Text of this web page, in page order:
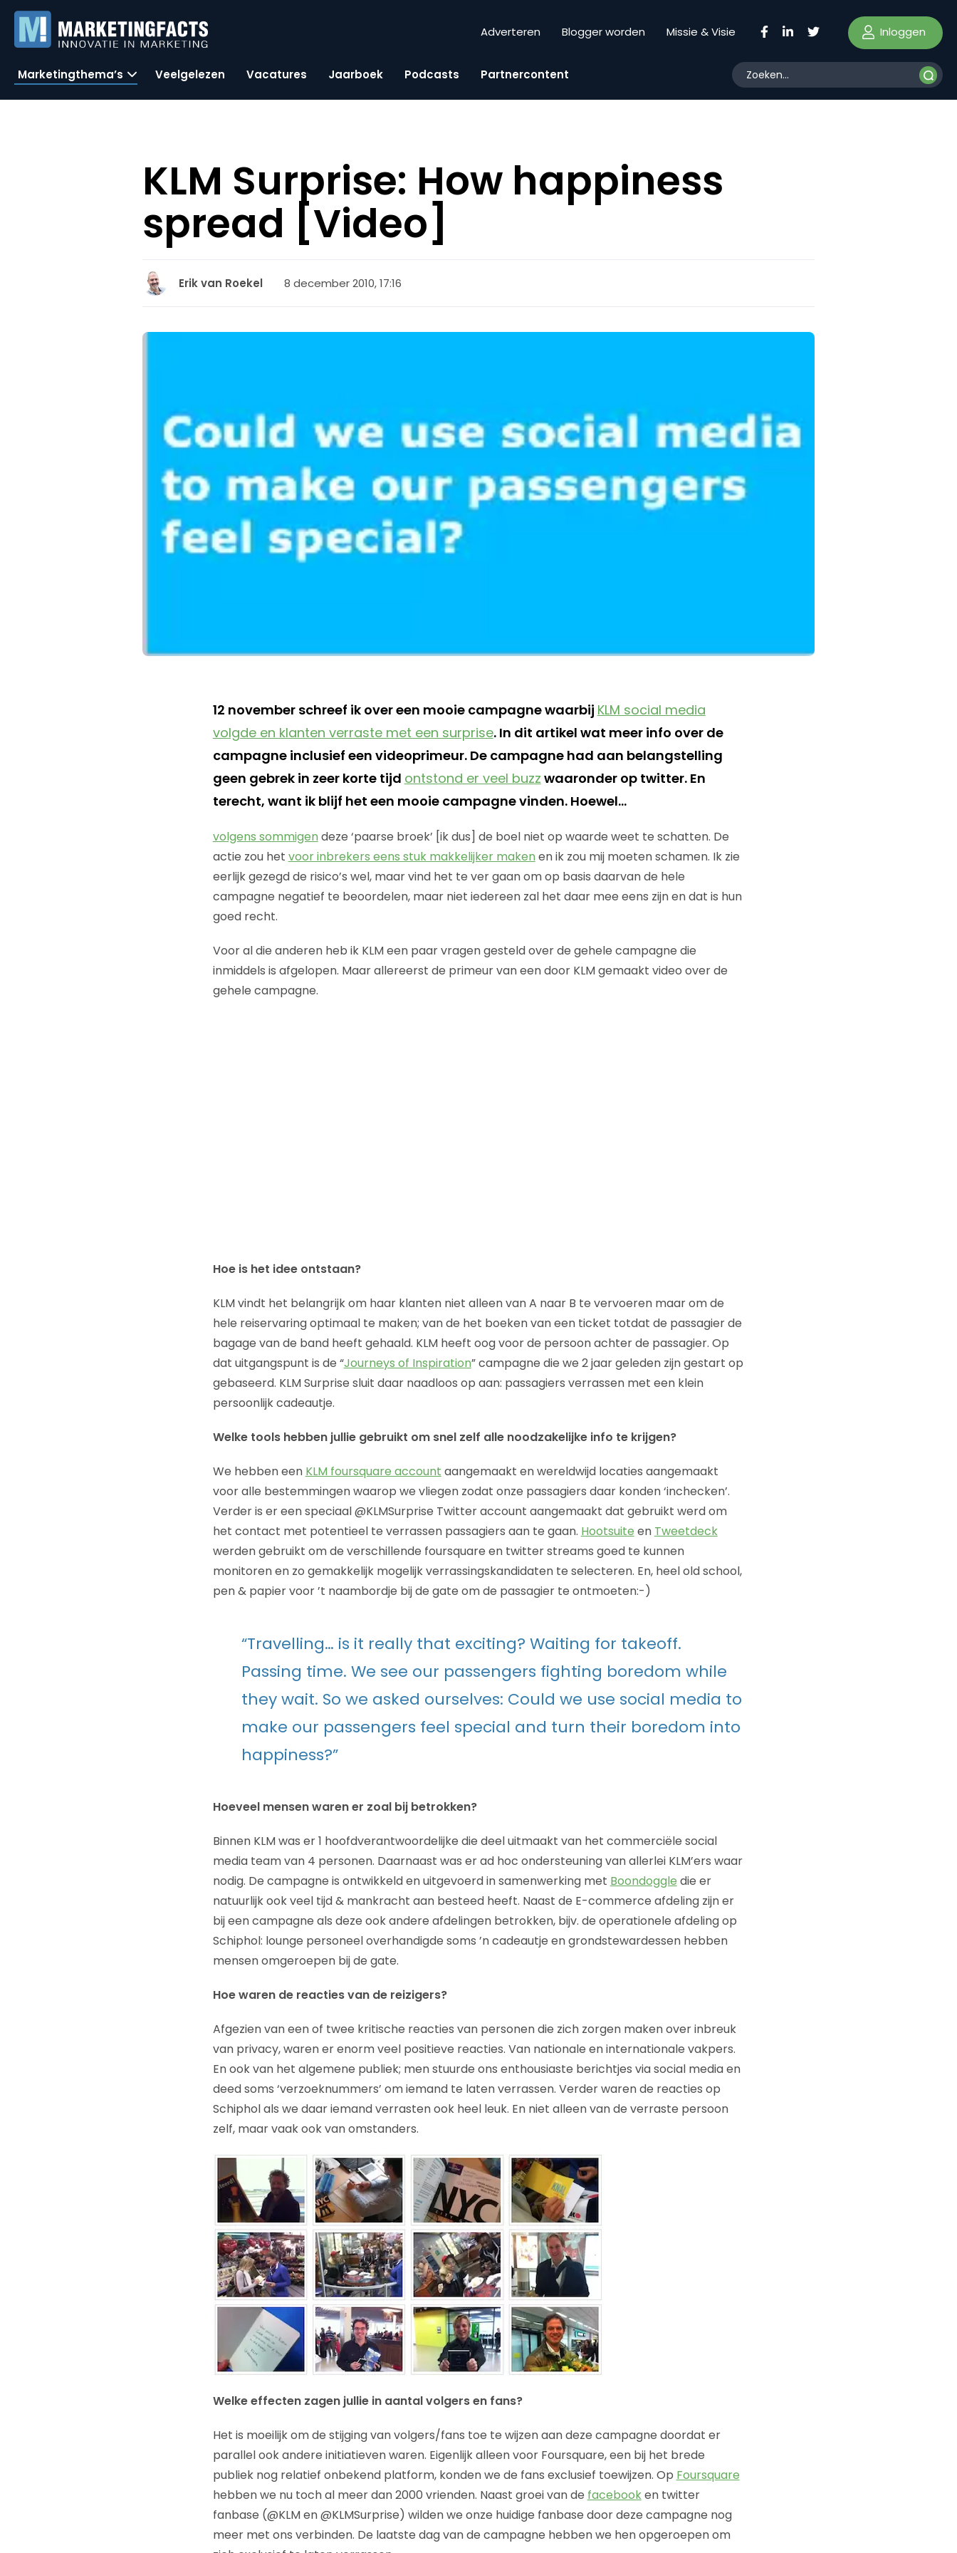
Adverteren Blogger worden Missie & Visie Inloggen
Marketingthema’s Veelgelezen Vacatures Jaarboek Podcasts Partnercontent
KLM Surprise: How happiness
spread [Video]
Erik van Roekel 8 december 2010, 17:16
12 november schreef ik over een mooie campagne waarbij KLM social media
volgde en klanten verraste met een surprise. In dit artikel wat meer info over de
campagne inclusief een videoprimeur. De campagne had aan belangstelling
geen gebrek in zeer korte tijd ontstond er veel buzz waaronder op twitter. En
terecht, want ik blijf het een mooie campagne vinden. Hoewel…
volgens sommigen deze ‘paarse broek’ [ik dus] de boel niet op waarde weet te schatten. De
actie zou het voor inbrekers eens stuk makkelijker maken en ik zou mij moeten schamen. Ik zie
eerlijk gezegd de risico’s wel, maar vind het te ver gaan om op basis daarvan de hele
campagne negatief te beoordelen, maar niet iedereen zal het daar mee eens zijn en dat is hun
goed recht.
Voor al die anderen heb ik KLM een paar vragen gesteld over de gehele campagne die
inmiddels is afgelopen. Maar allereerst de primeur van een door KLM gemaakt video over de
gehele campagne.
Hoe is het idee ontstaan?
KLM vindt het belangrijk om haar klanten niet alleen van A naar B te vervoeren maar om de
hele reiservaring optimaal te maken; van de het boeken van een ticket totdat de passagier de
bagage van de band heeft gehaald. KLM heeft oog voor de persoon achter de passagier. Op
dat uitgangspunt is de “Journeys of Inspiration” campagne die we 2 jaar geleden zijn gestart op
gebaseerd. KLM Surprise sluit daar naadloos op aan: passagiers verrassen met een klein
persoonlijk cadeautje.
Welke tools hebben jullie gebruikt om snel zelf alle noodzakelijke info te krijgen?
We hebben een KLM foursquare account aangemaakt en wereldwijd locaties aangemaakt
voor alle bestemmingen waarop we vliegen zodat onze passagiers daar konden ‘inchecken’.
Verder is er een speciaal @KLMSurprise Twitter account aangemaakt dat gebruikt werd om
het contact met potentieel te verrassen passagiers aan te gaan. Hootsuite en Tweetdeck
werden gebruikt om de verschillende foursquare en twitter streams goed te kunnen
monitoren en zo gemakkelijk mogelijk verrassingskandidaten te selecteren. En, heel old school,
pen & papier voor ’t naambordje bij de gate om de passagier te ontmoeten:-)
“Travelling… is it really that exciting? Waiting for takeoff.
Passing time. We see our passengers fighting boredom while
they wait. So we asked ourselves: Could we use social media to
make our passengers feel special and turn their boredom into
happiness?”
Hoeveel mensen waren er zoal bij betrokken?
Binnen KLM was er 1 hoofdverantwoordelijke die deel uitmaakt van het commerciële social
media team van 4 personen. Daarnaast was er ad hoc ondersteuning van allerlei KLM’ers waar
nodig. De campagne is ontwikkeld en uitgevoerd in samenwerking met Boondoggle die er
natuurlijk ook veel tijd & mankracht aan besteed heeft. Naast de E-commerce afdeling zijn er
bij een campagne als deze ook andere afdelingen betrokken, bijv. de operationele afdeling op
Schiphol: lounge personeel overhandigde soms ’n cadeautje en grondstewardessen hebben
mensen omgeroepen bij de gate.
Hoe waren de reacties van de reizigers?
Afgezien van een of twee kritische reacties van personen die zich zorgen maken over inbreuk
van privacy, waren er enorm veel positieve reacties. Van nationale en internationale vakpers.
En ook van het algemene publiek; men stuurde ons enthousiaste berichtjes via social media en
deed soms ‘verzoeknummers’ om iemand te laten verrassen. Verder waren de reacties op
Schiphol als we daar iemand verrasten ook heel leuk. En niet alleen van de verraste persoon
zelf, maar vaak ook van omstanders.
Welke effecten zagen jullie in aantal volgers en fans?
Het is moeilijk om de stijging van volgers/fans toe te wijzen aan deze campagne doordat er
parallel ook andere initiatieven waren. Eigenlijk alleen voor Foursquare, een bij het brede
publiek nog relatief onbekend platform, konden we de fans exclusief toewijzen. Op Foursquare
hebben we nu toch al meer dan 2000 vrienden. Naast groei van de facebooken twitter
fanbase (@KLM en @KLMSurprise) wilden we onze huidige fanbase door deze campagne nog
meer met ons verbinden. De laatste dag van de campagne hebben we hen opgeroepen om